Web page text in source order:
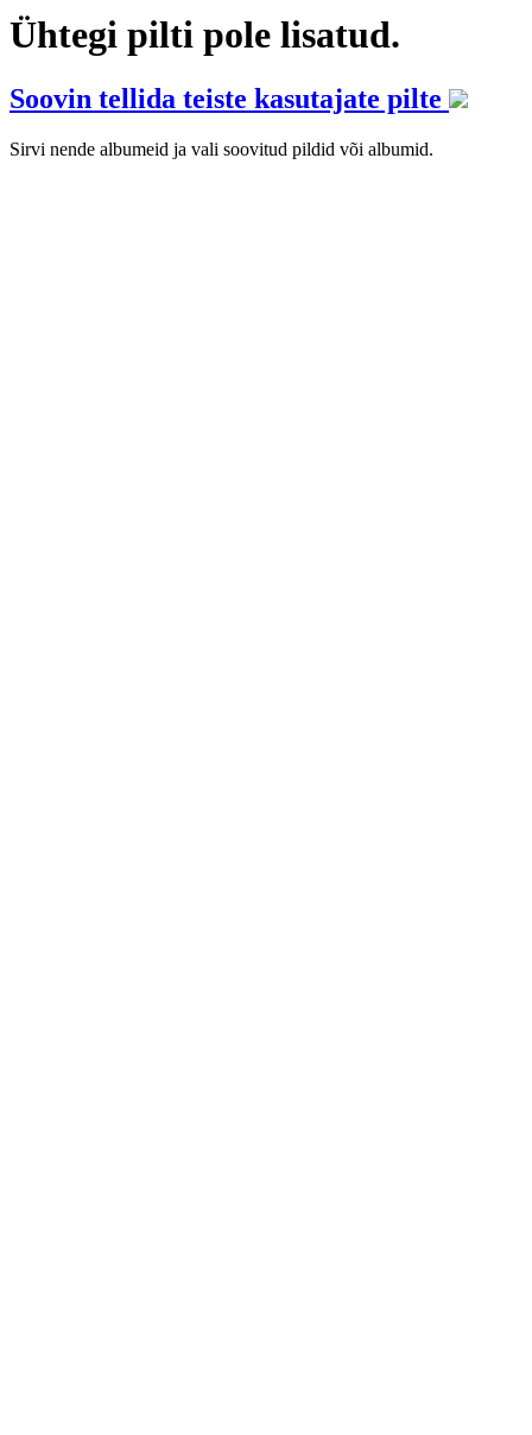
Ühtegi pilti pole lisatud.
Soovin tellida teiste kasutajate pilte
Sirvi nende albumeid ja vali soovitud pildid või albumid.